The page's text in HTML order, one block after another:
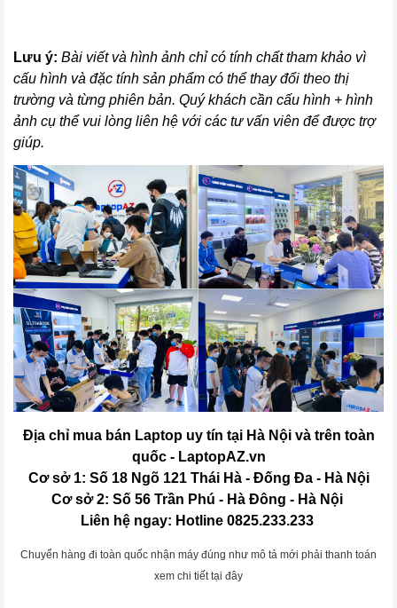
Lưu ý: Bài viết và hình ảnh chỉ có tính chất tham khảo vì
cấu hình và đặc tính sản phẩm có thể thay đổi theo thị
trường và từng phiên bản. Quý khách cần cấu hình + hình
ảnh cụ thể vui lòng liên hệ với các tư vấn viên để được trợ
giúp.
Địa chỉ mua bán Laptop uy tín tại Hà Nội và trên toàn
quốc - LaptopAZ.vn
Cơ sở 1: Số 18 Ngõ 121 Thái Hà - Đống Đa - Hà Nội
Cơ sở 2: Số 56 Trần Phú - Hà Đông - Hà Nội
Liên hệ ngay: Hotline 0825.233.233
Chuyển hàng đi toàn quốc nhận máy đúng như mô tả mới phải thanh toán
xem chi tiết tại đây